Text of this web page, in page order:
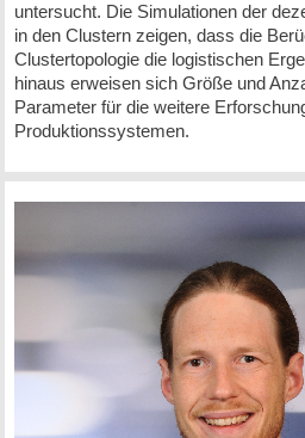
untersucht. Die Simulationen der
in den Clustern zeigen, dass die
Clustertopologie die logistischen
hinaus erweisen sich Größe und
Parameter für die weitere
Produktionssystemen.